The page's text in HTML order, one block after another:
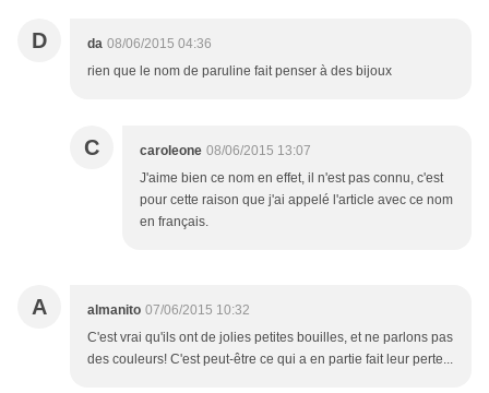
D da 08/06/2015 04:36
rien que le nom de paruline fait penser à des bijoux
C caroleone 08/06/2015 13:07
J'aime bien ce nom en effet, il n'est pas connu, c'est
pour cette raison que j'ai appelé l'article avec ce nom
en français.
A almanito 07/06/2015 10:32
C'est vrai qu'ils ont de jolies petites bouilles, et ne parlons pas
des couleurs! C'est peut-être ce qui a en partie fait leur perte...